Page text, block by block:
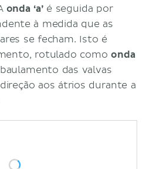
onda ‘a’é seguida por
à medida que as
se fecham. Isto é
rotulado comoonda
das valvas
aos átrios durante a